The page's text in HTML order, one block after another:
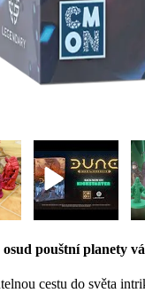
pouštní planety
cestu do světa